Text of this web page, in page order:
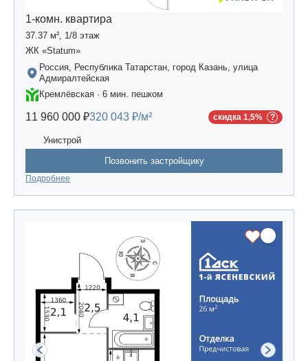
1-комн. квартира
37.37 м², 1/8 этаж
ЖК «Statum»
Россия, Республика Татарстан, город Казань, улица
Адмиралтейская
Кремлёвская · 6 мин. пешком
11 960 000 ₽320 043 ₽/м² скидка 1,5%
Унистрой
Позвонить застройщику
Подробнее